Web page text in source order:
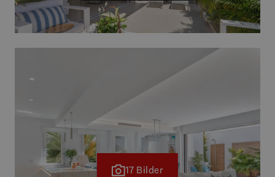
17 Bilder